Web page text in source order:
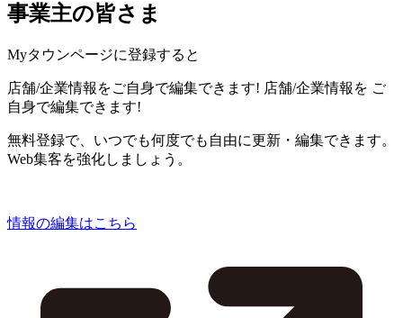
事業主の皆さま
Myタウンページに登録すると
店舗/企業情報をご自身で編集できます! 店舗/企業情報を ご
自身で編集できます!
無料登録で、いつでも何度でも自由に更新・編集できます。
Web集客を強化しましょう。
情報の編集はこちら